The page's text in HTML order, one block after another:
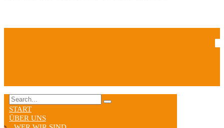
START
ÜBER UNS